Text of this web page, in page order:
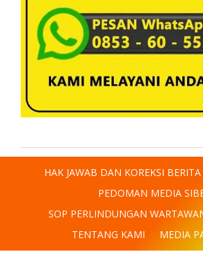
HAK JAWAB DAN KOREKSI BERITA
PEDOMAN MEDIA
SOP PERLINDUNGAN
TENTANG KAMI
MEDIA